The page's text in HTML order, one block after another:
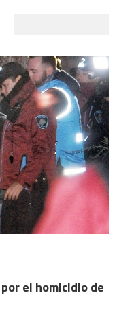
el homicidio de